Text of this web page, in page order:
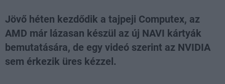
Jövő héten kezdődik a tajpeji Computex, az
AMD már lázasan készül az új NAVI kártyák
bemutatására, de egy videó szerint az NVIDIA
sem érkezik üres kézzel.